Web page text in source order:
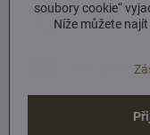
+420 603
soubory cookie“
Níže můžete